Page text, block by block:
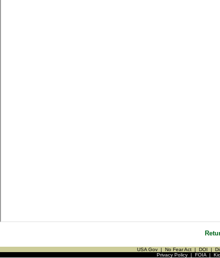
USA Gov | No Fear Act | DOI |
Privacy Policy| FOIA|